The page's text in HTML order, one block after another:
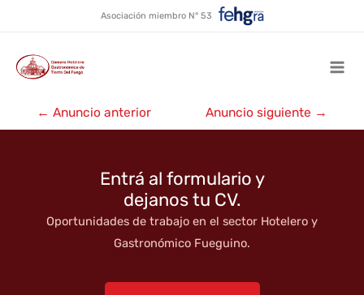
contenido
Asociación miembro N° 53
Cabañas del Fagnano ★
Navegación
de
← Anuncio anterior Anuncio siguiente →
Entrá al formulario y
dejanos tu CV.
Oportunidades de trabajo en el sector Hotelero y
Gastronómico Fueguino.